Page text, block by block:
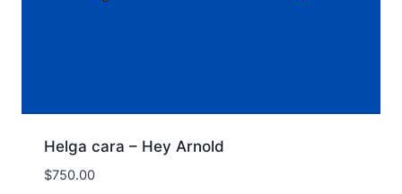
Helga cara – Hey Arnold
$750.00